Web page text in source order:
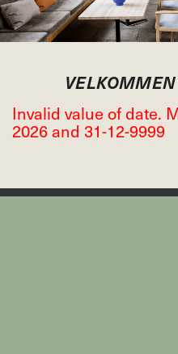
Invalid value of date.
2026 and 31-12-9999